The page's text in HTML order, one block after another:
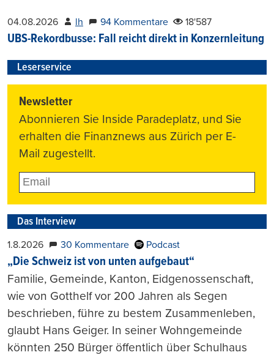
04.08.2026 lh 94 Kommentare 18'587
UBS-Rekordbusse: Fall reicht direkt in Konzernleitung
Leserservice
Newsletter
Abonnieren Sie Inside Paradeplatz, und Sie
erhalten die Finanznews aus Zürich per E-
Mail zugestellt.
Das Interview
1.8.2026 30 Kommentare Podcast
„Die Schweiz ist von unten aufgebaut“
Familie, Gemeinde, Kanton, Eidgenossenschaft,
wie von Gotthelf vor 200 Jahren als Segen
beschrieben, führe zu bestem Zusammenleben,
glaubt Hans Geiger. In seiner Wohngemeinde
könnten 250 Bürger öffentlich über Schulhaus